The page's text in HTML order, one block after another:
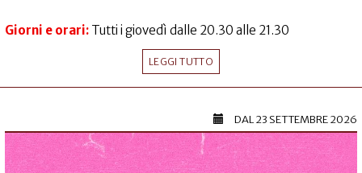
Giorni e orari: Tutti i giovedì dalle 20.30 alle 21.30
LEGGI TUTTO
DAL23 SETTEMBRE 2026